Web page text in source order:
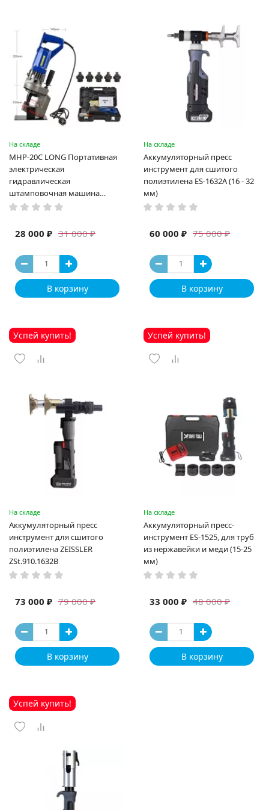
На складе
MHP-20C LONG Портативная
электрическая
гидравлическая
штамповочная машина
высокая мощность и мощный
машина
31 000 ₽
28 000 ₽
В корзину
На складе
Аккумуляторный пресс
инструмент для сшитого
полиэтилена ES-1632A (16 - 32
мм)
75 000 ₽
60 000 ₽
В корзину
Успей купить!
На складе
Аккумуляторный пресс
инструмент для сшитого
полиэтилена ZEISSLER
ZSt.910.1632B
79 000 ₽
73 000 ₽
В корзину
Успей купить!
На складе
Аккумуляторный пресс-
инструмент ES-1525, для труб
из нержавейки и меди (15-25
мм)
48 000 ₽
33 000 ₽
В корзину
Успей купить!